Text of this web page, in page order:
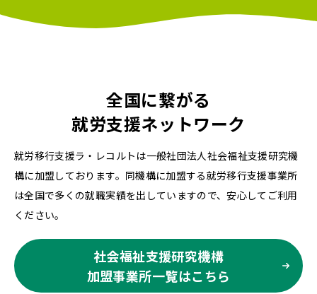
全国に繋がる
就労支援ネットワーク
就労移行支援ラ・レコルトは一般社団法人社会福祉支援研究機
構に加盟しております。同機構に加盟する就労移行支援事業所
は全国で多くの就職実績を出していますので、安心してご利用
ください。
社会福祉支援研究機構
加盟事業所一覧はこちら